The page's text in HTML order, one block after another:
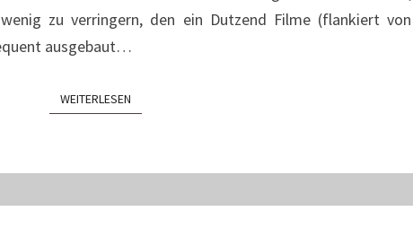
zu verringern, den ein Dutzend Filme (flankiert von
ausgebaut…
WEITERLESEN